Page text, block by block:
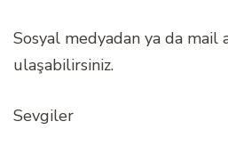
Sosyal medyadan ya da mail
ulaşabilirsiniz.
Sevgiler